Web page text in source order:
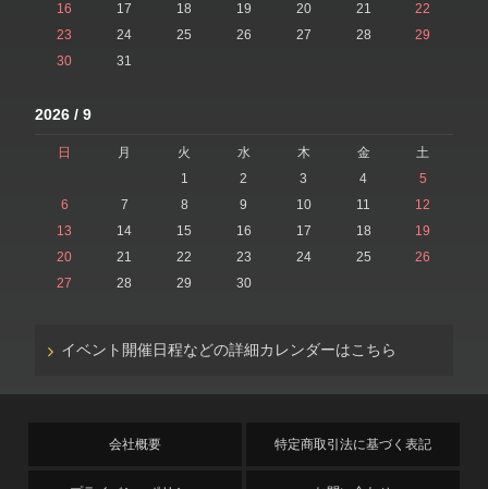
16
17 18 19 20 21
22
23
24 25 26 27 28
29
30
31
2026 / 9
日 月 火 水 木 金
土
1
2 3 4
5
6
7 8 9 10 11
12
13
14 15 16 17 18
19
20
21 22 23 24 25
26
27
28 29 30
イベント開催日程などの詳細カレンダーはこちら
会社概要 特定商取引法に基づく表記